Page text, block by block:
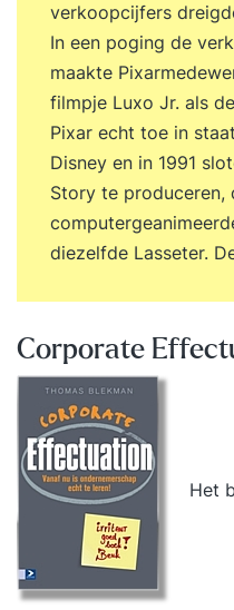
verkoopcijfers
In een poging de
maakte
filmpje Luxo Jr. als
Pixar echt toe in
Disney en in 1991
Story te produceren,
diezelfde Lasseter.
Corporate
Het